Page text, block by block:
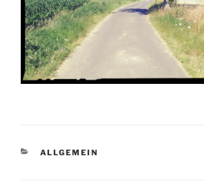
KATEGORIEN
ALLGEMEIN